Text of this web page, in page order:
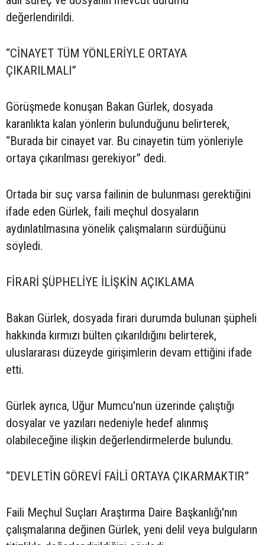
değerlendirildi.
“CİNAYET TÜM YÖNLERİYLE ORTAYA
ÇIKARILMALI”
Görüşmede konuşan Bakan Gürlek, dosyada
karanlıkta kalan yönlerin bulunduğunu belirterek,
“Burada bir cinayet var. Bu cinayetin tüm yönleriyle
ortaya çıkarılması gerekiyor” dedi.
Ortada bir suç varsa failinin de bulunması gerektiğini
ifade eden Gürlek, faili meçhul dosyaların
aydınlatılmasına yönelik çalışmaların sürdüğünü
söyledi.
FİRARİ ŞÜPHELİYE İLİŞKİN AÇIKLAMA
Bakan Gürlek, dosyada firari durumda bulunan şüpheli
hakkında kırmızı bülten çıkarıldığını belirterek,
uluslararası düzeyde girişimlerin devam ettiğini ifade
etti.
Gürlek ayrıca, Uğur Mumcu'nun üzerinde çalıştığı
dosyalar ve yazıları nedeniyle hedef alınmış
olabileceğine ilişkin değerlendirmelerde bulundu.
“DEVLETİN GÖREVİ FAİLİ ORTAYA ÇIKARMAKTIR”
Faili Meçhul Suçları Araştırma Daire Başkanlığı'nın
çalışmalarına değinen Gürlek, yeni delil veya bulguların